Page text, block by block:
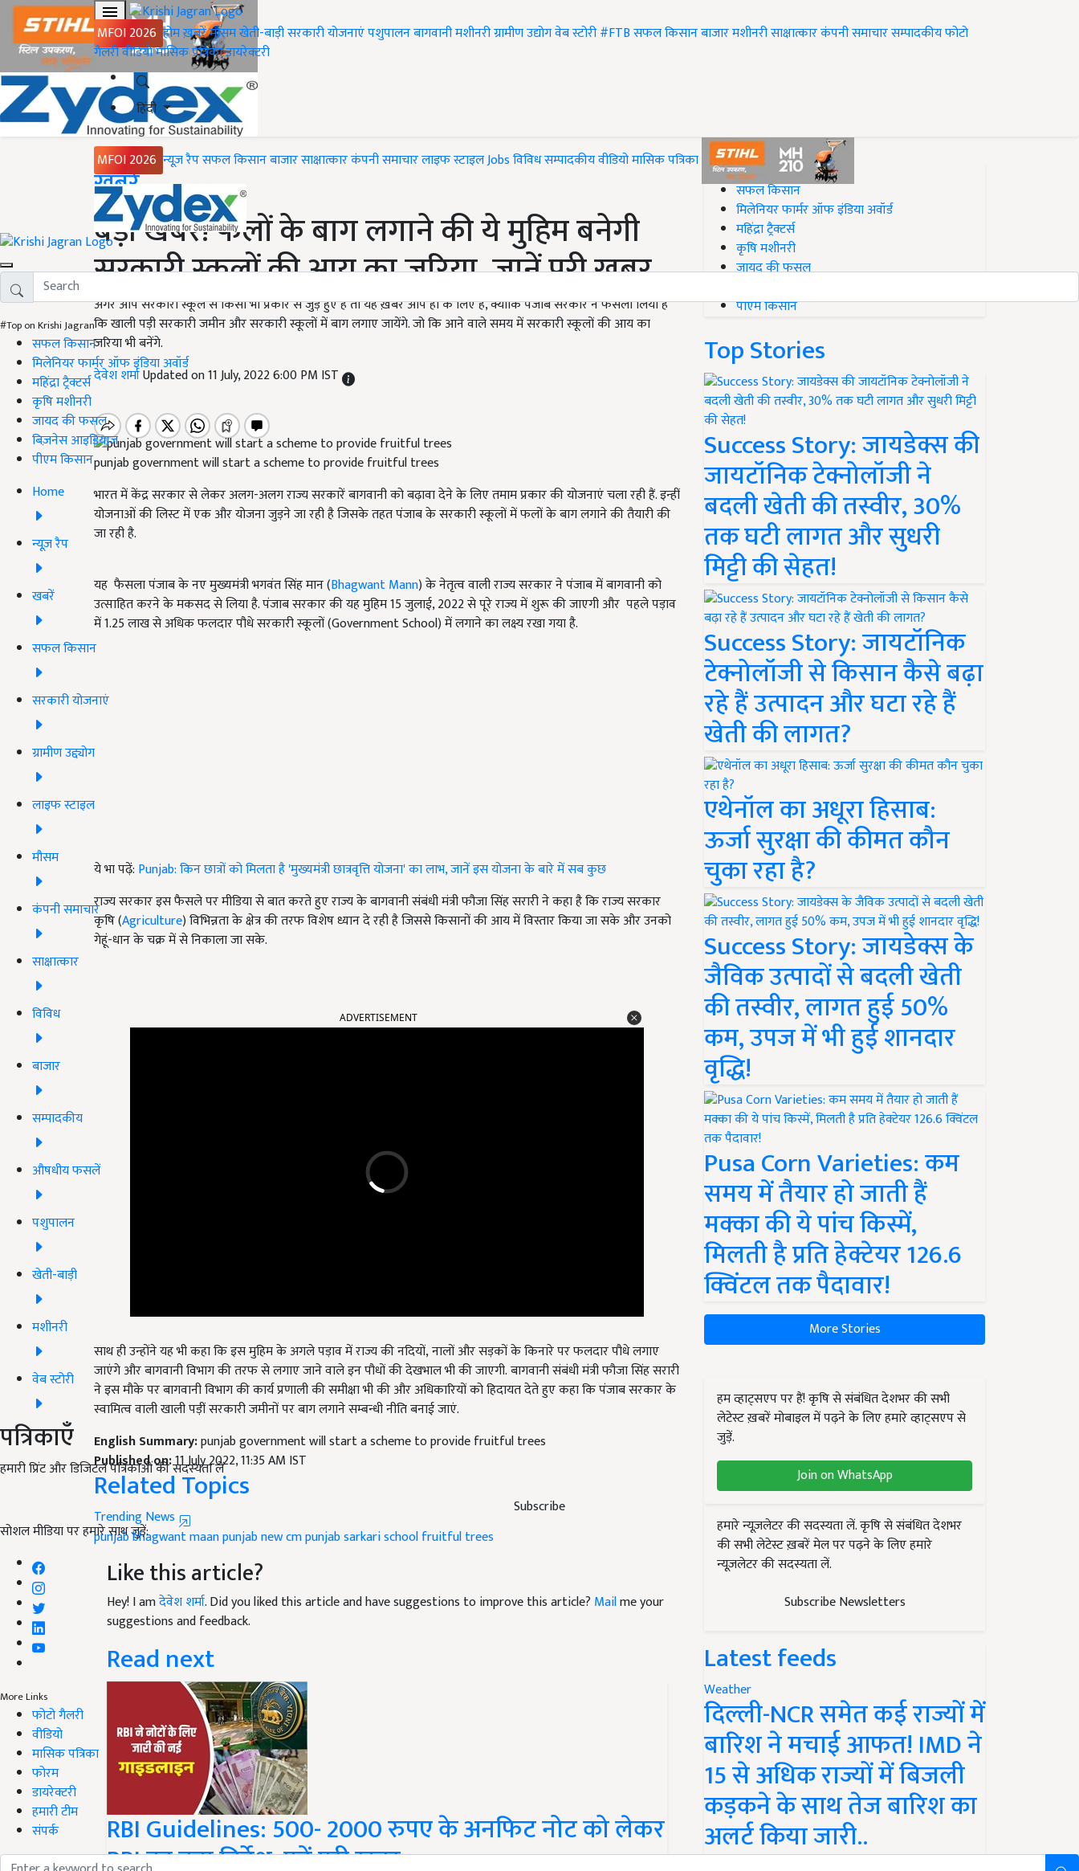
MFOI 2026 होमख़बरेंमौसमखेती-बाड़ीसरकारी योजनाएंपशुपालनबागवानीमशीनरीग्रामीण उद्योगवेब स्टोरी#FTBसफल किसानबाजारमशीनरीसाक्षात्कारकंपनी समाचारसम्पादकीयफोटो
गैलरीवीडियोमासिक पत्रिकाडायरेक्टरी
हिंदी
MFOI 2026 न्यूज़ रैपसफल किसानबाजारसाक्षात्कारकंपनी समाचारलाइफ स्टाइलJobsविविधसम्पादकीयवीडियोमासिक पत्रिका
#Top on Krishi Jagran
सफल किसान
मिलेनियर फार्मर ऑफ इंडिया अवॉर्ड
महिंद्रा ट्रैक्टर्स
कृषि मशीनरी
जायद की फसल
बिज़नेस आइडियाज
पीएम किसान
Home
न्यूज़ रैप
खबरें
सफल किसान
सरकारी योजनाएं
ग्रामीण उद्द्योग
लाइफ स्टाइल
मौसम
कंपनी समाचार
साक्षात्कार
विविध
बाजार
सम्पादकीय
औषधीय फसलें
पशुपालन
खेती-बाड़ी
मशीनरी
वेब स्टोरी
पत्रिकाएँ
हमारी प्रिंट और डिजिटल पत्रिकाओं की सदस्यता लें
Subscribe
सोशल मीडिया पर हमारे साथ जुड़ें:
More Links
फोटो गैलरी
वीडियो
मासिक पत्रिका
फोरम
डायरेक्टरी
हमारी टीम
संपर्क
Home
ख़बरें
बड़ी खबर! फलों के बाग लगाने की ये मुहिम बनेगी
सरकारी स्कूलों की आय का ज़रिया, जानें पूरी ख़बर
अगर आप सरकारी स्कूल से किसी भी प्रकार से जुड़े हुए हैं तो यह ख़बर आप ही के लिए है, क्योंकि पंजाब सरकार ने फैसला लिया है
कि खाली पड़ी सरकारी जमीन और सरकारी स्कूलों में बाग लगाए जायेंगे. जो कि आने वाले समय में सरकारी स्कूलों की आय का
ज़रिया भी बनेंगे.
देवेश शर्माUpdated on 11 July, 2022 6:00 PM IST
punjab government will start a scheme to provide fruitful trees
भारत में केंद्र सरकार से लेकर अलग-अलग राज्य सरकारें बागवानी को बढ़ावा देने के लिए तमाम प्रकार की योजनाएं चला रही हैं. इन्हीं
योजनाओं की लिस्ट में एक और योजना जुड़ने जा रही है जिसके तहत पंजाब के सरकारी स्कूलों में फलों के बाग लगाने की तैयारी की
जा रही है.
यह फैसला पंजाब के नए मुख्यमंत्री भगवंत सिंह मान (Bhagwant Mann)के नेतृत्व वाली राज्य सरकार ने पंजाबमें बागवानी को
उत्साहित करने के मकसदसेलिया है. पंजाब सरकार की यह मुहिम15जुलाई, 2022से पूरे राज्य में शुरू की जाएगी और पहले पड़ाव
में1.25लाख से अधिक फलदार पौधे सरकारी स्कूलों (Government School)में लगाने का लक्ष्य रखा गया है.
ये भा पढ़ें: Punjab: किन छात्रों को मिलता है 'मुख्यमंत्री छात्रवृत्ति योजना' का लाभ, जानें इस योजना के बारे में सब कुछ
राज्य सरकार इस फैसले पर मीडिया से बात करते हुए राज्य के बागवानी संबंधी मंत्री फौजा सिंह सरारी ने कहा है कि राज्य सरकार
कृषि (Agriculture)विभिन्नता के क्षेत्र की तरफ विशेष ध्यान दे रही है जिससे किसानों की आय में विस्तार किया जा सके और उनको
गेहूं-धान के चक्र में से निकाला जा सके.
जाएंगे और बागवानी विभाग की तरफ से लगाए जाने वाले इन पौधों की देखभाल भीकी जाएगी.बागवानी संबंधी मंत्री फौजा सिंह सरारी
नेइस मौके पर बागवानी विभाग की कार्य प्रणाली की समीक्षा भी की और अधिकारियों को हिदायत देते हुए कहा कि पंजाब सरकार के
स्वामित्व वाली खाली पड़ीं सरकारी जमीनों पर बाग लगाने सम्बन्धी नीति बनाई जाएं.
English Summary: punjab government will start a scheme to provide fruitful trees
Published on:11 July 2022, 11:35 AM IST
Related Topics
Trending News
punjabbhagwant maan punjab new cm
Like this article?
Hey! I amदेवेश शर्मा. Did you liked this article and have suggestions to improve this article?
suggestions and feedback.
Read next
RBI Guidelines: 500- 2000 रुपए के अनफिट नोट को लेकर
RBI का बड़ा निर्देश, पढ़ें पूरी खबर
#Top on Krishi Jagran
सफल किसान
मिलेनियर फार्मर ऑफ इंडिया अवॉर्ड
महिंद्रा ट्रैक्टर्स
कृषि मशीनरी
जायद की फसल
पीएम किसान
Top Stories
Success Story: जायडेक्स की
जायटॉनिक टेक्नोलॉजी ने
बदली खेती की तस्वीर, 30%
तक घटी लागत और सुधरी
मिट्टी की सेहत!
Success Story: जायटॉनिक
टेक्नोलॉजी से किसान कैसे बढ़ा
रहे हैं उत्पादन और घटा रहे हैं
खेती की लागत?
एथेनॉल का अधूरा हिसाब:
ऊर्जा सुरक्षा की कीमत कौन
चुका रहा है?
Success Story: जायडेक्स के
जैविक उत्पादों से बदली खेती
की तस्वीर, लागत हुई 50%
कम, उपज में भी हुई शानदार
वृद्धि!
Pusa Corn Varieties: कम
समय में तैयार हो जाती हैं
मक्का की ये पांच किस्में,
मिलती है प्रति हेक्टेयर 126.6
क्विंटल तक पैदावार!
More Stories
हम व्हाट्सएप पर हैं! कृषि से संबंधित देशभर की सभी
लेटेस्ट ख़बरें मोबाइल में पढ़ने के लिए हमारे व्हाट्सएप से
जुड़ें.
Join on WhatsApp
हमारे न्यूज़लेटर की सदस्यता लें. कृषि से संबंधित देशभर
की सभी लेटेस्ट ख़बरें मेल पर पढ़ने के लिए हमारे
न्यूज़लेटर की सदस्यता लें.
Subscribe Newsletters
Latest feeds
Weather
दिल्ली-NCR समेत कई राज्यों में
बारिश ने मचाई आफत! IMD ने
15 से अधिक राज्यों में बिजली
कड़कने के साथ तेज बारिश का
अलर्ट किया जारी..